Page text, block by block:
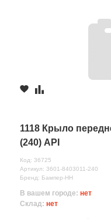
1118 Крыло
(240) API
Код: 36725
Артикул: 3601-8403011-240
Бренд: Бампер-НН
В вашем городе: нет
Склад: нет